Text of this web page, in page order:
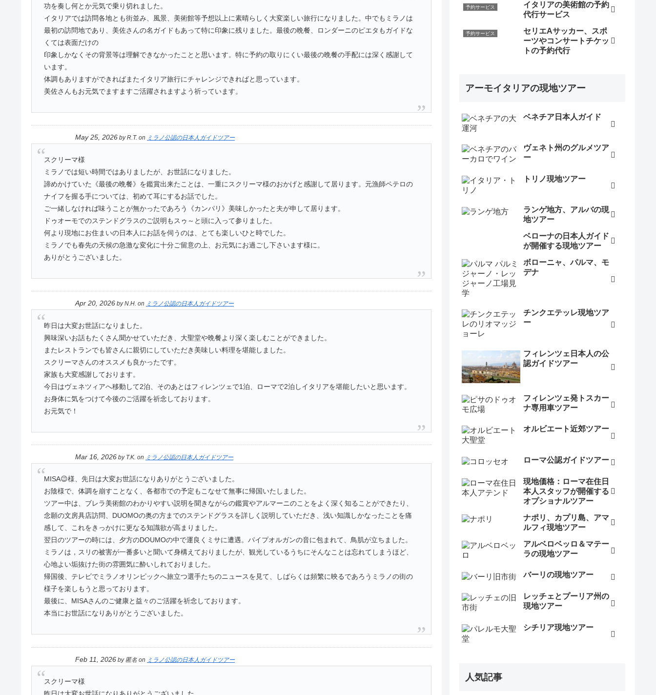
功を奏し何とか元気で乗り切れました。
イタリアでは訪問各地とも街並み、風景、美術館等予想以上に素晴らしく大変楽しい旅行になりました。中でもミラノは
最初の訪問地であり、美佐さんの名ガイドもあって特に印象に残りました。最後の晩餐、ロンダーニのピエタもガイドな
くては表面だけの
印象しかなくその背景等は理解できなかったことと思います。特に予約の取りにくい最後の晩餐の手配には深く感謝して
います。
体調もありますができればまたイタリア旅行にチャレンジできればと思っています。
美佐さんもお元気でますますご活躍されますよう祈っています。
May 25, 2026 byR.T. on ミラノ公認の日本人ガイドツアー
スクリーマ様
ミラノでは短い時間ではありましたが、お世話になりました。
諦めかけていた《最後の晩餐》を鑑賞出来たことは、一重にスクリーマ様のおかげと感謝して居ります。元漁師ペテロの
ナイフを握る手については、初めて耳にするお話でした。
ご一緒しなければ味うことが無かったであろう《カンパリ》美味しかったと夫が申して居ります。
ドゥオーモでのステンドグラスのご説明もスゥ～と頭に入って参りました。
何より現地にお住まいの日本人にお話を伺うのは、とても楽しいひと時でした。
ミラノでも春先の天候の急激な変化に十分ご留意の上、お元気にお過ごし下さいます様に。
ありがとうございました。
Apr 20, 2026 byN.H. on ミラノ公認の日本人ガイドツアー
昨日は大変お世話になりました。
興味深いお話もたくさん聞かせていただき、大聖堂や晩餐より深く楽しむことができました。
またレストランでも皆さんに親切にしていただき美味しい料理を堪能しました。
スクリーマさんのオススメも良かったです。
家族も大変感謝しております。
今日はヴェネツィアへ移動して2泊、そのあとはフィレンツェで1泊、ローマで2泊しイタリアを堪能したいと思います。
お身体に気をつけて今後のご活躍を祈念しております。
お元気で！
Mar 16, 2026 by T.K. on ミラノ公認の日本人ガイドツアー
MISA😉様、先日は大変お世話になりありがとうございました。
お陰様で、体調を崩すことなく、各都市での予定もこなせて無事に帰国いたしました。
ツアー中は、ブレラ美術館のわかりやすい説明を聞きながらの鑑賞やアルマーニのことをよく深く知ることができたり、
念願の文房具店訪問、DUOMOの奥の方までのステンドグラスを詳しく説明していただき、浅い知識しかなったことを痛
感して、これをきっかけに更なる知識欲が高まりました。
翌日のツアーの時には、夕方のDOUMOの中で運良くミサに遭遇。パイプオルガンの音に包まれて、鳥肌が立ちました。
ミラノは，スリの被害が一番多いと聞いて身構えておりましたが、観光しているうちにそんなことは忘れてしまうほど、
心地よい垢抜けた街の雰囲気に酔いしれておりました。
帰国後、テレビでミラノオリンピックへ旅立つ選手たちのニュースを見て、しばらくは頻繁に映るであろうミラノの街の
様子を楽しもうと思っております。
最後に、MISAさんのご健康と益々のご活躍を祈念しております。
本当にお世話になりありがとうございました。
Feb 11, 2026 by 匿名 on ミラノ公認の日本人ガイドツアー
スクリーマ様
予約サービス
イタリアの美術館の予約
代行サービス
予約サービス
セリエAサッカー、スポ
ーツやコンサートチケッ
トの予約代行
アーモイタリアの現地ツアー
ベネチア日本人ガイド
ヴェネト州のグルメツア
ー
トリノ現地ツアー
ランゲ地方、アルバの現
地ツアー
ベローナの日本人ガイド
が開催する現地ツアー
ボローニャ、パルマ、モ
デナ
チンクエテッレ現地ツア
ー
フィレンツェ日本人の公
認ガイドツアー
フィレンツェ発トスカー
ナ専用車ツアー
オルビエート近郊ツアー
ローマ公認ガイドツアー
現地価格：ローマ在住日
本人スタッフが開催する
オプショナルツアー
ナポリ、カプリ島、アマ
ルフィ現地ツアー
アルベロベッロ＆マテー
ラの現地ツアー
バーリの現地ツアー
レッチェとプーリア州の
現地ツアー
シチリア現地ツアー
人気記事